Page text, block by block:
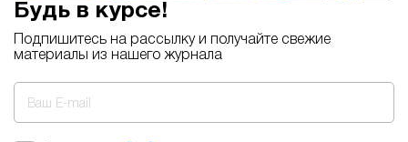
Будь в курсе!
Подпишитесь на рассылку и получайте свежие
материалы из нашего журнала
Ваш E-mail